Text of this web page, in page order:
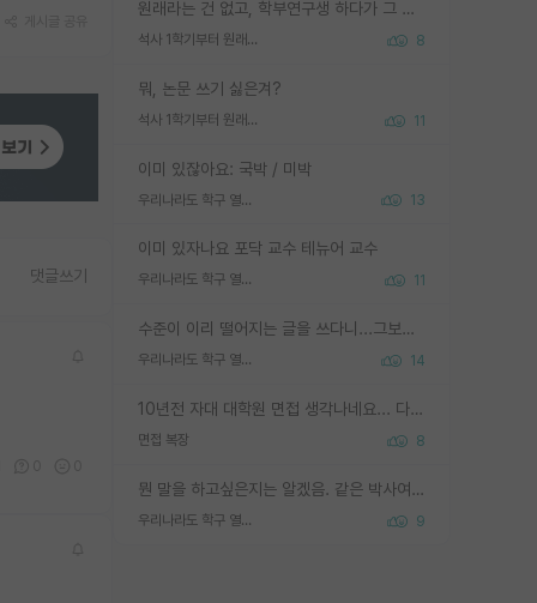
원래라는 건 없고, 학부연구생 하다가 그 랩에 왔으면 연구 하던게 리셋되는게 아니니까 하던 거 진도에 따라 1학기에 바로 쓸 수도 있음. 심지어 석사 진학 전에 1저자 논문 쓰고 오는 애들도 꽤 많음. 타겟 저널이 높은 게 아니라면 석사 1학기여도 무리한 요구는 아님.
석사 1학기부터 원래 논문 작성을 하나요? 8
뭐, 논문 쓰기 싫은겨?
석사 1학기부터 원래 논문 작성을 하나요? 11
이미 있잖아요: 국박 / 미박
우리나라도 학구 열풍보면 Higher Doctorate 학위가 필요하다고 봅니다. 13
이미 있자나요 포닥 교수 테뉴어 교수
우리나라도 학구 열풍보면 Higher Doctorate 학위가 필요하다고 봅니다. 11
수준이 이리 떨어지는 글을 쓰다니...그보다 이런 헛소리에 정성들여 답변해주시는 분들에게 존경심 1 드림
우리나라도 학구 열풍보면 Higher Doctorate 학위가 필요하다고 봅니다. 14
10년전 자대 대학원 면접 생각나네요... 다들 양복에 넥타이까지 하고 갔더니, 국회의원 출마하냐고 놀리셨던. (면접질문내용: 증명사진에선 두상이 계란형인데, 실제론 그렇지 않다. 증명사진이 뭘 증명하고 있는거냐)ㅋㅋㅋㅋ
면접 복장 8
뭔 말을 하고싶은지는 알겠음. 같은 박사여도 솔직히 역량 차이가 엄청 나는게 현실임. 근데 그건 박사 이상의 학위를 새로 줄게 아니라 물박사 양성이 안되게끔 제도가 바뀌어야죠.
우리나라도 학구 열풍보면 Higher Doctorate 학위가 필요하다고 봅니다. 9
댓글쓰기